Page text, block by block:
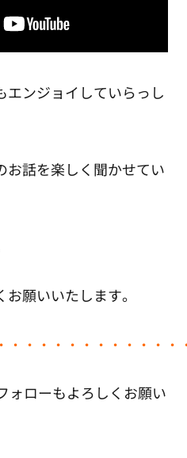
エンジョイしていらっし
お話を楽しく聞かせてい
願いいたします。
・・・・・・・・・・・
ローもよろしくお願い